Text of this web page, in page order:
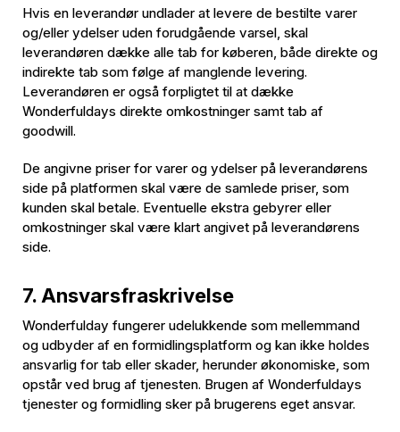
Hvis en leverandør undlader at levere de bestilte varer
og/eller ydelser uden forudgående varsel, skal
leverandøren dække alle tab for køberen, både direkte og
indirekte tab som følge af manglende levering.
Leverandøren er også forpligtet til at dække
Wonderfuldays direkte omkostninger samt tab af
goodwill.
De angivne priser for varer og ydelser på leverandørens
side på platformen skal være de samlede priser, som
kunden skal betale. Eventuelle ekstra gebyrer eller
omkostninger skal være klart angivet på leverandørens
side.
7. Ansvarsfraskrivelse
Wonderfulday fungerer udelukkende som mellemmand
og udbyder af en formidlingsplatform og kan ikke holdes
ansvarlig for tab eller skader, herunder økonomiske, som
opstår ved brug af tjenesten. Brugen af Wonderfuldays
tjenester og formidling sker på brugerens eget ansvar.